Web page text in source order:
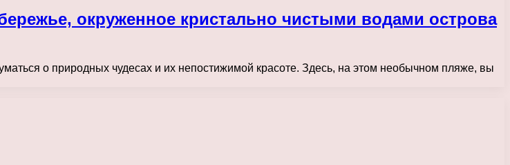
окруженное кристально чистыми водами острова
о природных чудесах и их непостижимой красоте. Здесь, на этом необычном пляже, вы